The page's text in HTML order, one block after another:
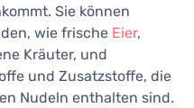
Sie können
wie frische Eier,
Kräuter, und
und Zusatzstoffe, die
Nudeln enthalten sind.